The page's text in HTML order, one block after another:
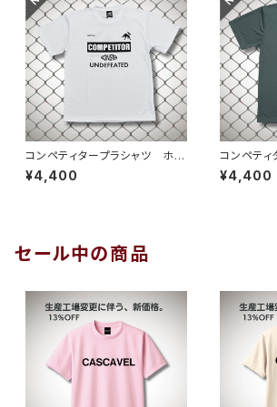
コンペティタープラシャツ ホワ
イトブラック
¥4,400
コンペテ
クグレーホ
¥4,400
セール中の商品